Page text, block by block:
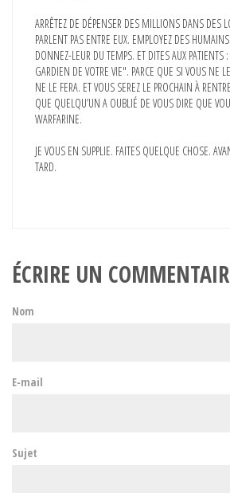
ARRÊTEZ DE DÉPENSER DES MILLIONS DANS DES
PARLENT PAS ENTRE EUX. EMPLOYEZ DES
DONNEZ-LEUR DU TEMPS. ET DITES AUX PATIENTS
GARDIEN DE VOTRE VIE". PARCE QUE SI VOUS NE
NE LE FERA. ET VOUS SEREZ LE PROCHAIN À
QUE QUELQU’UN A OUBLIÉ DE VOUS DIRE QUE
WARFARINE.
JE VOUS EN SUPPLIE. FAITES QUELQUE CHOSE.
TARD.
ÉCRIRE UN
Nom
E-mail
Sujet